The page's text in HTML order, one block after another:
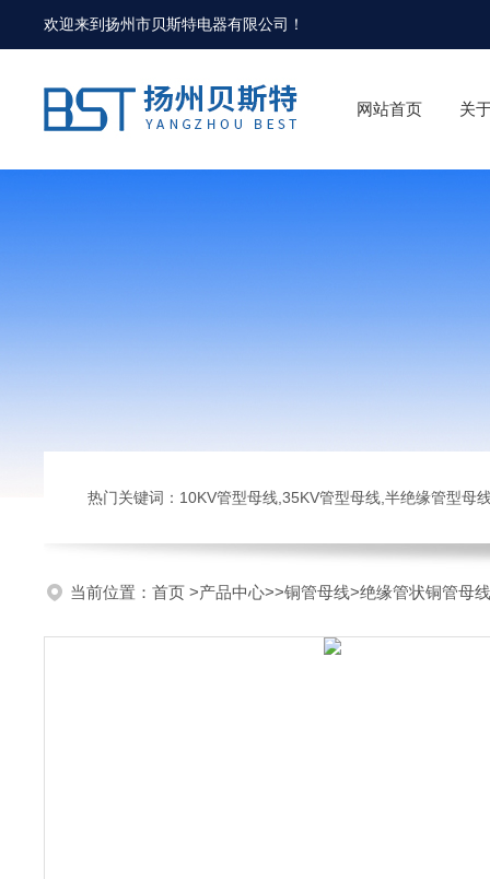
欢迎来到扬州市贝斯特电器有限公司 ！
网站首页 关
热门关键词：10KV管型母线,35KV管型母线,半绝缘管型母
当前位置： 首页 >产品中心>>铜管母线>绝缘管状铜管母线